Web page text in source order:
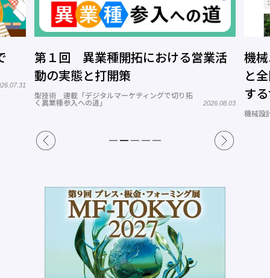
第１回 異業種開拓における営業活
動の実態と打開策
型技術 連載「デジタルマーケティングで切り拓
く異業種参入への道」
2026.08.03
機
と
す
ト
機械設